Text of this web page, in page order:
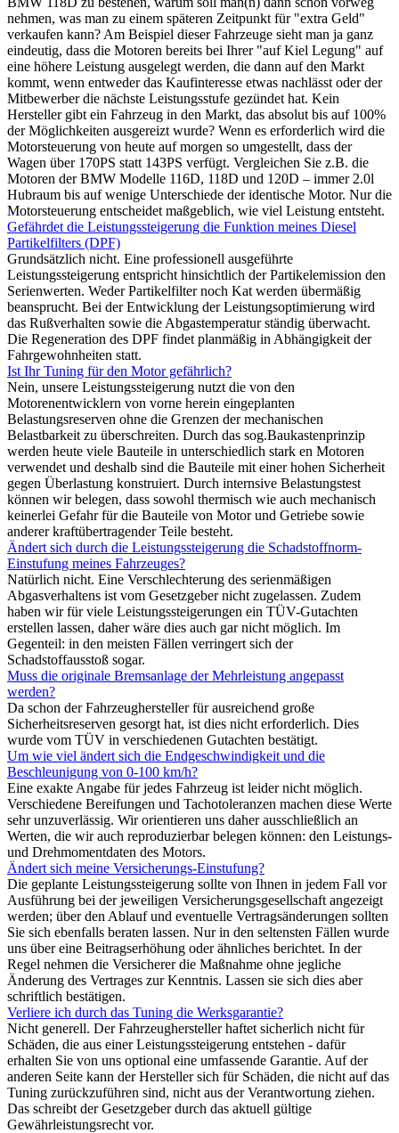
nehmen, was man zu einem späteren Zeitpunkt für "extra Geld"
verkaufen kann? Am Beispiel dieser Fahrzeuge sieht man ja ganz
eindeutig, dass die Motoren bereits bei Ihrer "auf Kiel Legung" auf
eine höhere Leistung ausgelegt werden, die dann auf den Markt
kommt, wenn entweder das Kaufinteresse etwas nachlässt oder der
Mitbewerber die nächste Leistungsstufe gezündet hat. Kein
Hersteller gibt ein Fahrzeug in den Markt, das absolut bis auf 100%
der Möglichkeiten ausgereizt wurde? Wenn es erforderlich wird die
Motorsteuerung von heute auf morgen so umgestellt, dass der
Wagen über 170PS statt 143PS verfügt. Vergleichen Sie z.B. die
Motoren der BMW Modelle 116D, 118D und 120D – immer 2.0l
Hubraum bis auf wenige Unterschiede der identische Motor. Nur die
Motorsteuerung entscheidet maßgeblich, wie viel Leistung entsteht.
Gefährdet die Leistungssteigerung die Funktion meines Diesel
Partikelfilters (DPF)
Grundsätzlich nicht. Eine professionell ausgeführte
Leistungssteigerung entspricht hinsichtlich der Partikelemission den
Serienwerten. Weder Partikelfilter noch Kat werden übermäßig
beansprucht. Bei der Entwicklung der Leistungsoptimierung wird
das Rußverhalten sowie die Abgastemperatur ständig überwacht.
Die Regeneration des DPF findet planmäßig in Abhängigkeit der
Fahrgewohnheiten statt.
Ist Ihr Tuning für den Motor gefährlich?
Nein, unsere Leistungssteigerung nutzt die von den
Motorenentwicklern von vorne herein eingeplanten
Belastungsreserven ohne die Grenzen der mechanischen
Belastbarkeit zu überschreiten. Durch das sog.Baukastenprinzip
werden heute viele Bauteile in unterschiedlich stark en Motoren
verwendet und deshalb sind die Bauteile mit einer hohen Sicherheit
gegen Überlastung konstruiert. Durch internsive Belastungstest
können wir belegen, dass sowohl thermisch wie auch mechanisch
keinerlei Gefahr für die Bauteile von Motor und Getriebe sowie
anderer kraftübertragender Teile besteht.
Ändert sich durch die Leistungssteigerung die Schadstoffnorm-
Einstufung meines Fahrzeuges?
Natürlich nicht. Eine Verschlechterung des serienmäßigen
Abgasverhaltens ist vom Gesetzgeber nicht zugelassen. Zudem
haben wir für viele Leistungssteigerungen ein TÜV-Gutachten
erstellen lassen, daher wäre dies auch gar nicht möglich. Im
Gegenteil: in den meisten Fällen verringert sich der
Schadstoffausstoß sogar.
Muss die originale Bremsanlage der Mehrleistung angepasst
werden?
Da schon der Fahrzeughersteller für ausreichend große
Sicherheitsreserven gesorgt hat, ist dies nicht erforderlich. Dies
wurde vom TÜV in verschiedenen Gutachten bestätigt.
Um wie viel ändert sich die Endgeschwindigkeit und die
Beschleunigung von 0-100 km/h?
Eine exakte Angabe für jedes Fahrzeug ist leider nicht möglich.
Verschiedene Bereifungen und Tachotoleranzen machen diese Werte
sehr unzuverlässig. Wir orientieren uns daher ausschließlich an
Werten, die wir auch reproduzierbar belegen können: den Leistungs-
und Drehmomentdaten des Motors.
Ändert sich meine Versicherungs-Einstufung?
Die geplante Leistungssteigerung sollte von Ihnen in jedem Fall vor
Ausführung bei der jeweiligen Versicherungsgesellschaft angezeigt
werden; über den Ablauf und eventuelle Vertragsänderungen sollten
Sie sich ebenfalls beraten lassen. Nur in den seltensten Fällen wurde
uns über eine Beitragserhöhung oder ähnliches berichtet. In der
Regel nehmen die Versicherer die Maßnahme ohne jegliche
Änderung des Vertrages zur Kenntnis. Lassen sie sich dies aber
schriftlich bestätigen.
Verliere ich durch das Tuning die Werksgarantie?
Nicht generell. Der Fahrzeughersteller haftet sicherlich nicht für
Schäden, die aus einer Leistungssteigerung entstehen - dafür
erhalten Sie von uns optional eine umfassende Garantie. Auf der
anderen Seite kann der Hersteller sich für Schäden, die nicht auf das
Tuning zurückzuführen sind, nicht aus der Verantwortung ziehen.
Das schreibt der Gesetzgeber durch das aktuell gültige
Gewährleistungsrecht vor.